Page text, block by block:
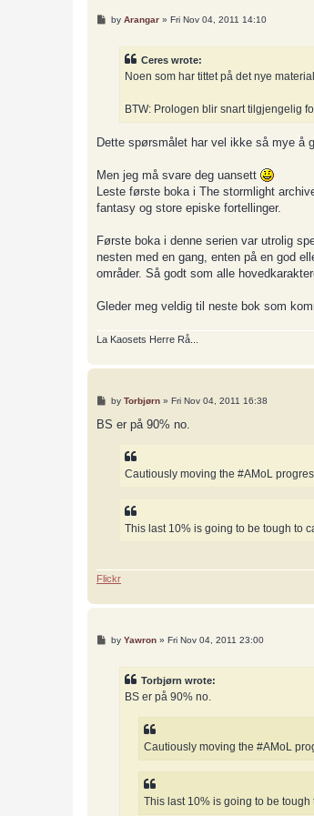
Pby Arangar» Fri Nov 04, 2011 14:10
Ceres wrote:
Noen som har tittet på det nye
BTW: Prologen blir snart tilgjengelig
Dette spørsmålet har vel ikke så mye å
Men jeg må svare deg uansett
Leste første boka i The stormlight
fantasy og store episke fortellinger.
Første boka i denne serien var utrolig
nesten med en gang, enten på en god
områder. Så godt som alle
Gleder meg veldig til neste bok som
La Kaosets Herre Rå...
P
s
by Torbjørn» Fri Nov 04, 2011 16:38
BS er på 90% no.
Cautiously moving the #AMoL
This last 10% is going to be tough to
Flickr
Pby Yawron» Fri Nov 04, 2011 23:00
Torbjørn wrote:
BS er på 90% no.
Cautiously moving the #AMoL
This last 10% is going to be tough